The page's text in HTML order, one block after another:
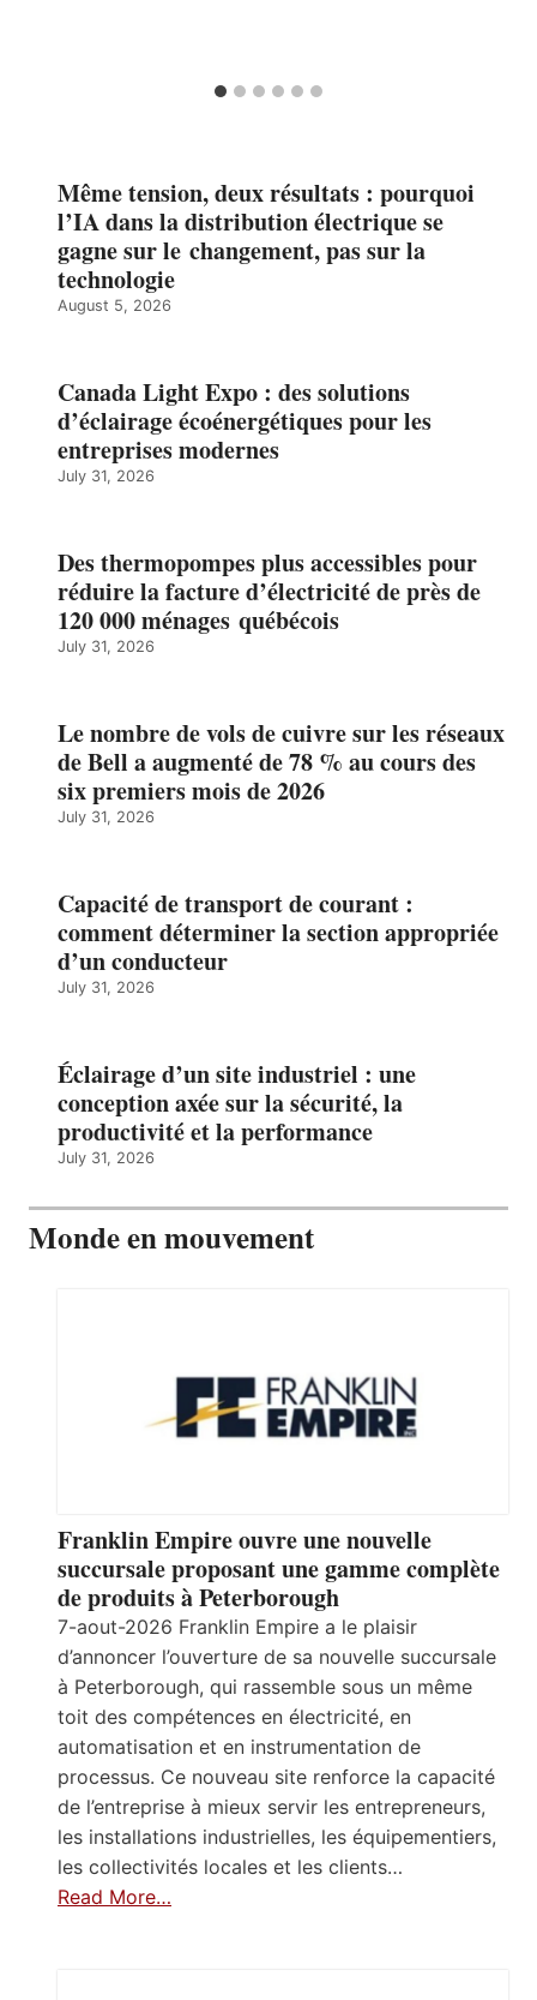
Même tension, deux résultats : pourquoi
l’IA dans la distribution électrique se
gagne sur le changement, pas sur la
technologie
August 5, 2026
Canada Light Expo : des solutions
d’éclairage écoénergétiques pour les
entreprises modernes
July 31, 2026
Des thermopompes plus accessibles pour
réduire la facture d’électricité de près de
120 000 ménages québécois
July 31, 2026
Le nombre de vols de cuivre sur les réseaux
de Bell a augmenté de 78 % au cours des
six premiers mois de 2026
July 31, 2026
Capacité de transport de courant :
comment déterminer la section appropriée
d’un conducteur
July 31, 2026
Éclairage d’un site industriel : une
conception axée sur la sécurité, la
productivité et la performance
July 31, 2026
Monde en mouvement
Franklin Empire ouvre une nouvelle
succursale proposant une gamme complète
de produits à Peterborough
7-aout-2026 Franklin Empire a le plaisir
d’annoncer l’ouverture de sa nouvelle succursale
à Peterborough, qui rassemble sous un même
toit des compétences en électricité, en
automatisation et en instrumentation de
processus. Ce nouveau site renforce la capacité
de l’entreprise à mieux servir les entrepreneurs,
les installations industrielles, les équipementiers,
les collectivités locales et les clients…
Read More…